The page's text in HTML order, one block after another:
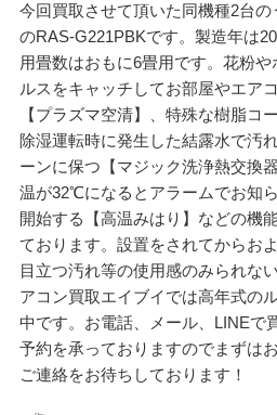
今回買取させて頂いた同機種2台
のRAS-G221PBKです。製造年は
用畳数はおもに6畳用です。花粉
ルスをキャッチしてお部屋やエア
【プラズマ空清】、特殊な樹脂コ
除湿運転時に発生した結露水で汚
ーンに保つ【マジック洗浄熱交換
温が32℃になるとアラームでお知
開始する【高温みはり】などの機
ております。設置をされてからお
目立つ汚れ等の使用感のみられな
アコン買取エイブイでは高年式の
中です。お電話、メール、LINEで
予約を承っておりますのでまずは
ご連絡をお待ちしております！